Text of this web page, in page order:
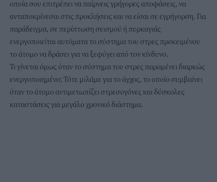
οποία σου επιτρέπει να παίρνεις γρήγορες αποφάσεις, να
ανταποκρίνεσαι στις προκλήσεις και να είσαι σε εγρήγορση. Για
παράδειγμα, σε περίπτωση σεισμού ή πυρκαγιάς
ενεργοποιείται αυτόματα το σύστημα του στρες προκειμένου
το άτομο να δράσει για να ξεφύγει από τον κίνδυνο.
Τι γίνεται όμως όταν το σύστημα του στρες παραμένει διαρκώς
ενεργοποιημένο; Τότε μιλάμε για το άγχος, το οποίο συμβαίνει
όταν το άτομο αντιμετωπίζει στρεσογόνες και δύσκολες
καταστάσεις για μεγάλο χρονικό διάστημα.